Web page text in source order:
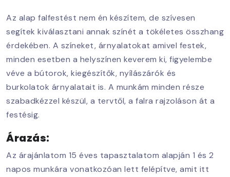
Az alap falfestést nem én készítem, de szívesen
segítek kiválasztani annak színét a tökéletes összhang
érdekében. A színeket, árnyalatokat amivel festek,
minden esetben a helyszínen keverem ki, figyelembe
véve a bútorok, kiegészítők, nyílászárók és
burkolatok árnyalatait is. A munkám minden része
szabadkézzel készül, a tervtől, a falra rajzoláson át a
festésig.
Árazás:
Az árajánlatom 15 éves tapasztalatom alapján 1 és 2
napos munkára vonatkozóan lett felépítve, amit itt